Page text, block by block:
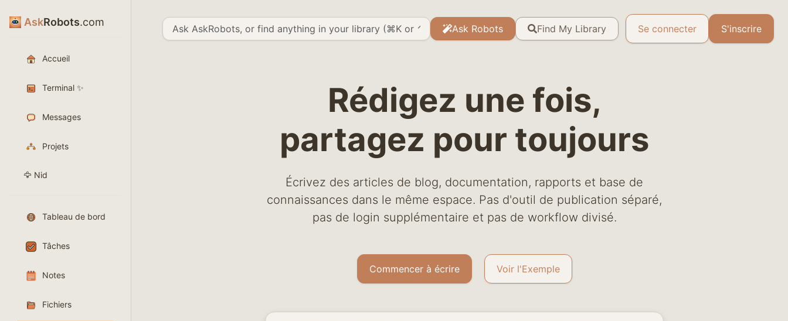
AskRobots.com
Accueil
Terminal ✨
Messages
Projets
🦅 Nid
Tableau de bord
Tâches
Notes
Fichiers
Ask Robots Find My Library Se connecter S'inscrire
Rédigez une fois,
partagez pour toujours
Écrivez des articles de blog, documentation, rapports et base de
connaissances dans le même espace. Pas d'outil de publication séparé,
pas de login supplémentaire et pas de workflow divisé.
Commencer à écrire Voir l'Exemple